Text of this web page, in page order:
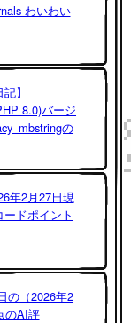
わいわい
】
8.0)バージ
の
年2月27日現
ドポイント
の（2026年2
のAI評